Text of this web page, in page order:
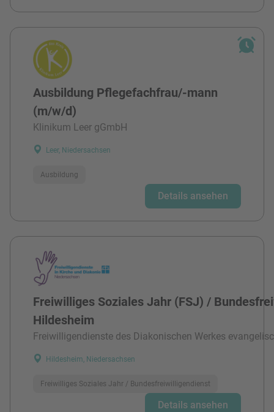
Ausbildung Pflegefachfrau/-mann
(m/w/d)
Klinikum Leer gGmbH
Leer, Niedersachsen
Ausbildung
Details ansehen
Freiwilliges Soziales Jahr (FSJ) /
Hildesheim
Freiwilligendienste des Diakonischen Werkes
Hildesheim, Niedersachsen
Freiwilliges Soziales Jahr / Bundesfreiwilligendienst
Details ansehen